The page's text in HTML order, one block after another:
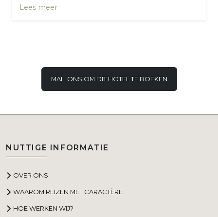
Lees meer
MAIL ONS OM DIT HOTEL TE BOEKEN
NUTTIGE INFORMATIE
OVER ONS
WAAROM REIZEN MET CARACTÈRE
HOE WERKEN WIJ?